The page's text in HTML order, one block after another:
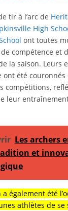
tir à l’arc de
High
ont toutes
compétence et
la saison. Leurs
ont été couronnés
compétitions,
leur
Les archers
et
a également été
athlètes de se